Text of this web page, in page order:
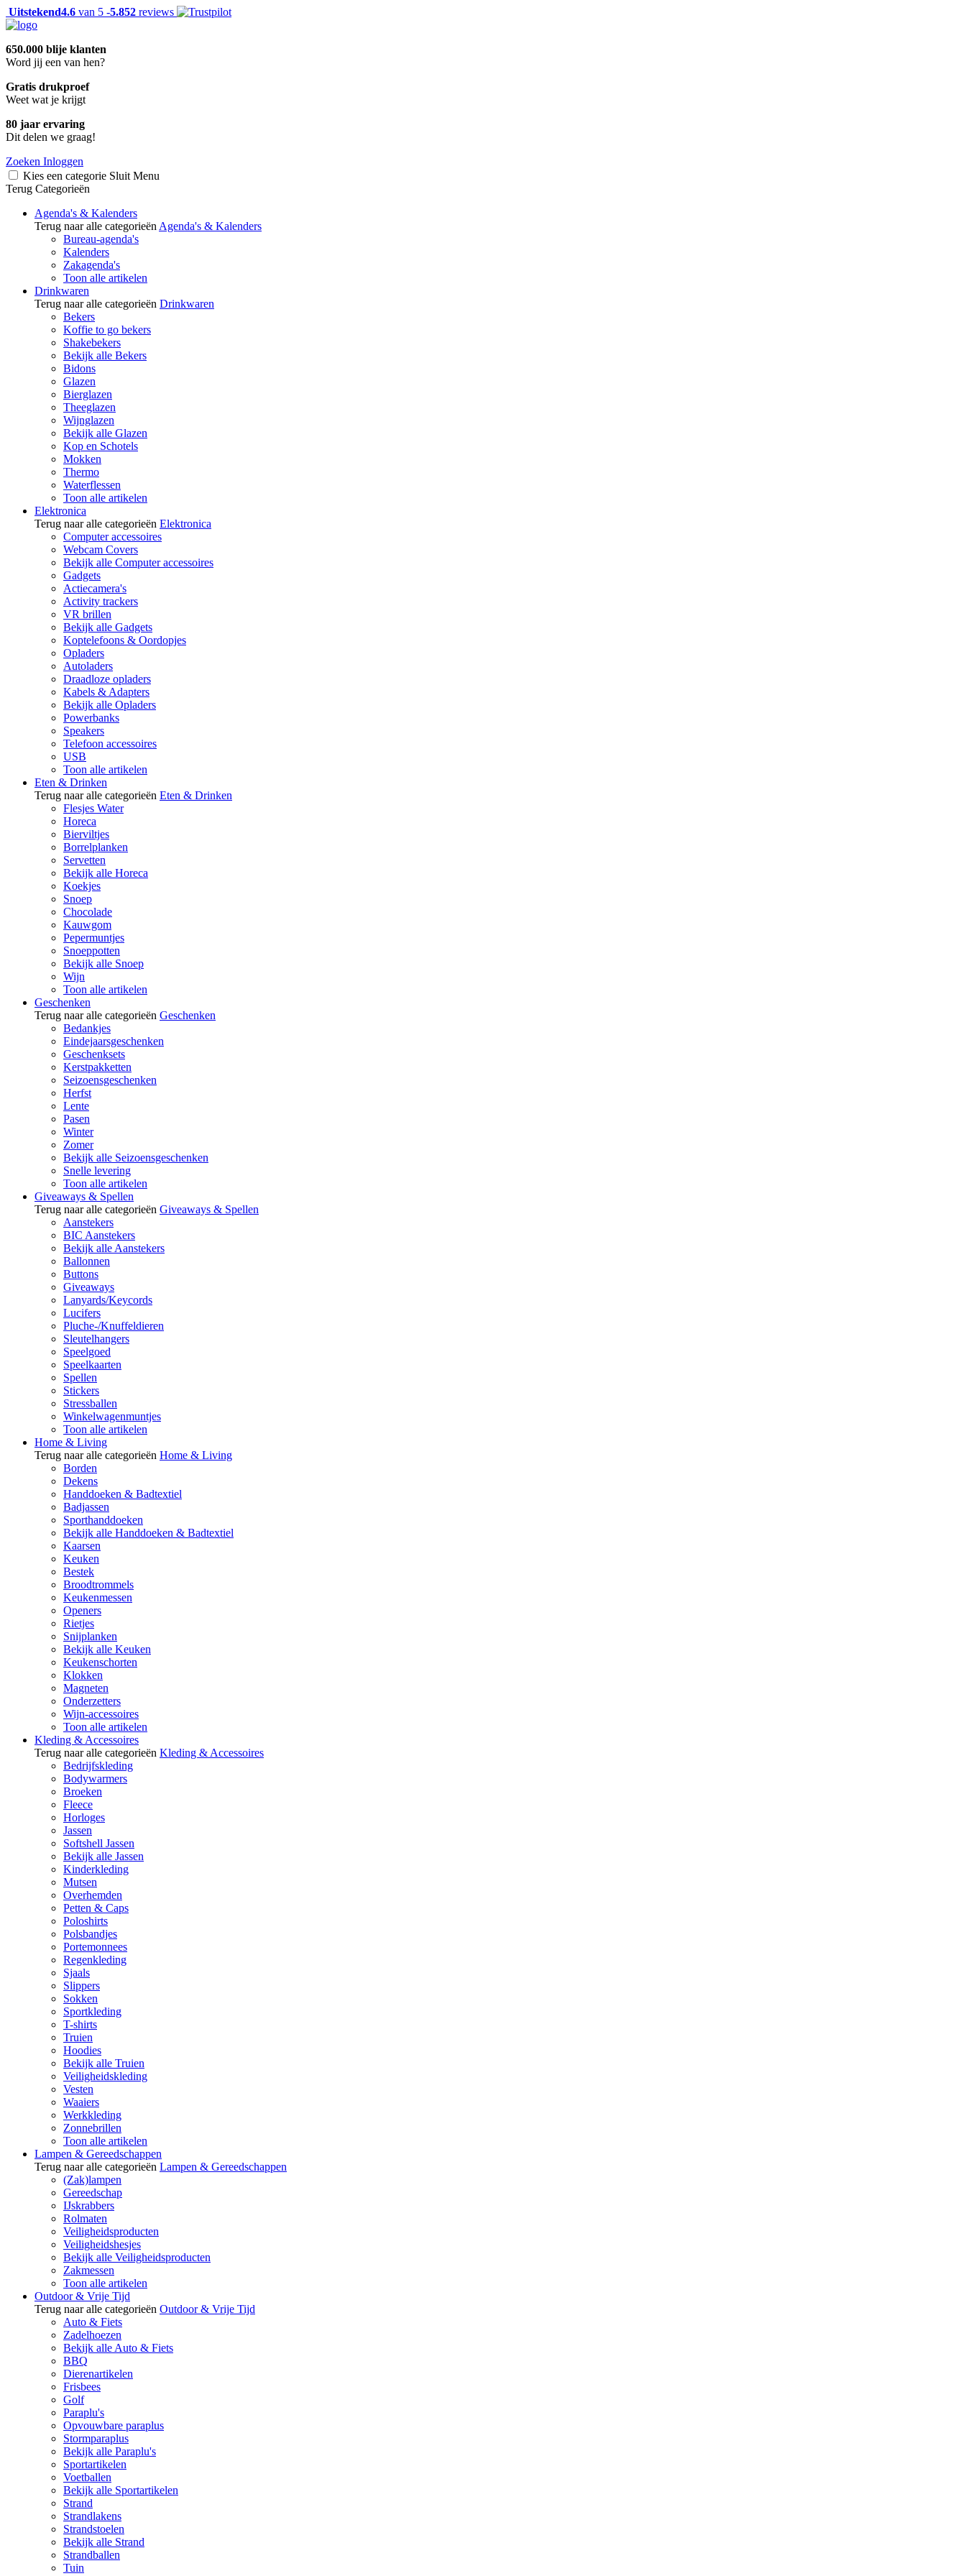
Uitstekend4.6 van 5 -5.852 reviews
650.000 blije klanten
Word jij een van hen?
Gratis drukproef
Weet wat je krijgt
80 jaar ervaring
Dit delen we graag!
Zoeken Inloggen
Kies een categorie Sluit Menu
Terug Categorieën
Agenda's & Kalenders
Terug naar alle categorieën Agenda's & Kalenders
Bureau-agenda's
Kalenders
Zakagenda's
Toon alle artikelen
Drinkwaren
Terug naar alle categorieën Drinkwaren
Bekers
Koffie to go bekers
Shakebekers
Bekijk alle Bekers
Bidons
Glazen
Bierglazen
Theeglazen
Wijnglazen
Bekijk alle Glazen
Kop en Schotels
Mokken
Thermo
Waterflessen
Toon alle artikelen
Elektronica
Terug naar alle categorieën Elektronica
Computer accessoires
Webcam Covers
Bekijk alle Computer accessoires
Gadgets
Actiecamera's
Activity trackers
VR brillen
Bekijk alle Gadgets
Koptelefoons & Oordopjes
Opladers
Autoladers
Draadloze opladers
Kabels & Adapters
Bekijk alle Opladers
Powerbanks
Speakers
Telefoon accessoires
USB
Toon alle artikelen
Eten & Drinken
Terug naar alle categorieën Eten & Drinken
Flesjes Water
Horeca
Bierviltjes
Borrelplanken
Servetten
Bekijk alle Horeca
Koekjes
Snoep
Chocolade
Kauwgom
Pepermuntjes
Snoeppotten
Bekijk alle Snoep
Wijn
Toon alle artikelen
Geschenken
Terug naar alle categorieën Geschenken
Bedankjes
Eindejaarsgeschenken
Geschenksets
Kerstpakketten
Seizoensgeschenken
Herfst
Lente
Pasen
Winter
Zomer
Bekijk alle Seizoensgeschenken
Snelle levering
Toon alle artikelen
Giveaways & Spellen
Terug naar alle categorieën Giveaways & Spellen
Aanstekers
BIC Aanstekers
Bekijk alle Aanstekers
Ballonnen
Buttons
Giveaways
Lanyards/Keycords
Lucifers
Pluche-/Knuffeldieren
Sleutelhangers
Speelgoed
Speelkaarten
Spellen
Stickers
Stressballen
Winkelwagenmuntjes
Toon alle artikelen
Home & Living
Terug naar alle categorieën Home & Living
Borden
Dekens
Handdoeken & Badtextiel
Badjassen
Sporthanddoeken
Bekijk alle Handdoeken & Badtextiel
Kaarsen
Keuken
Bestek
Broodtrommels
Keukenmessen
Openers
Rietjes
Snijplanken
Bekijk alle Keuken
Keukenschorten
Klokken
Magneten
Onderzetters
Wijn-accessoires
Toon alle artikelen
Kleding & Accessoires
Terug naar alle categorieën Kleding & Accessoires
Bedrijfskleding
Bodywarmers
Broeken
Fleece
Horloges
Jassen
Softshell Jassen
Bekijk alle Jassen
Kinderkleding
Mutsen
Overhemden
Petten & Caps
Poloshirts
Polsbandjes
Portemonnees
Regenkleding
Sjaals
Slippers
Sokken
Sportkleding
T-shirts
Truien
Hoodies
Bekijk alle Truien
Veiligheidskleding
Vesten
Waaiers
Werkkleding
Zonnebrillen
Toon alle artikelen
Lampen & Gereedschappen
Terug naar alle categorieën Lampen & Gereedschappen
(Zak)lampen
Gereedschap
IJskrabbers
Rolmaten
Veiligheidsproducten
Veiligheidshesjes
Bekijk alle Veiligheidsproducten
Zakmessen
Toon alle artikelen
Outdoor & Vrije Tijd
Terug naar alle categorieën Outdoor & Vrije Tijd
Auto & Fiets
Zadelhoezen
Bekijk alle Auto & Fiets
BBQ
Dierenartikelen
Frisbees
Golf
Paraplu's
Opvouwbare paraplus
Stormparaplus
Bekijk alle Paraplu's
Sportartikelen
Voetballen
Bekijk alle Sportartikelen
Strand
Strandlakens
Strandstoelen
Bekijk alle Strand
Strandballen
Tuin